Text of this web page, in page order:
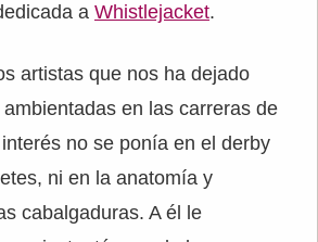
a Whistlejacket.
artistas que nos ha dejado
en las carreras de
no se ponía en el derby
ni en la anatomía y
cabalgaduras. A él le